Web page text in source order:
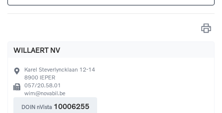
WILLAERT NV
Karel Steverlyncklaan 12-14
8900 IEPER
057/20.58.01
wim@novabil.be
DOIN nVista 10006255